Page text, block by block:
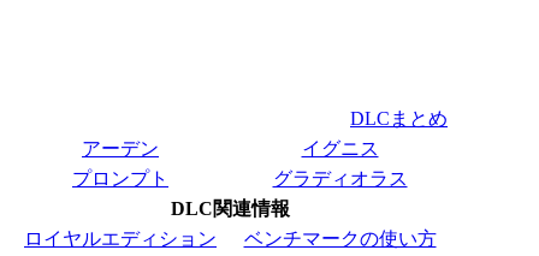
DLCまとめ
アーデン
イグニス
プロンプト
グラディオラス
DLC関連情報
ロイヤルエディション
ベンチマークの使い方